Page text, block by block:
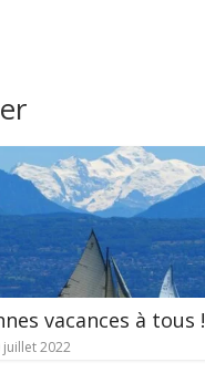
vacances à tous !
juillet 2022